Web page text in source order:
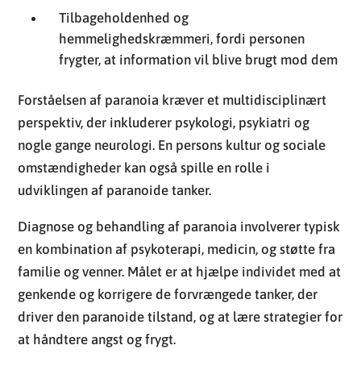
Tilbageholdenhed og
hemmelighedskræmmeri, fordi personen
frygter, at information vil blive brugt mod dem
Forståelsen af paranoia kræver et multidisciplinært
perspektiv, der inkluderer psykologi, psykiatri og
nogle gange neurologi. En persons kultur og sociale
omstændigheder kan også spille en rolle i
udviklingen af paranoide tanker.
Diagnose og behandling af paranoia involverer typisk
en kombination af psykoterapi, medicin, og støtte fra
familie og venner. Målet er at hjælpe individet med at
genkende og korrigere de forvrængede tanker, der
driver den paranoide tilstand, og at lære strategier for
at håndtere angst og frygt.